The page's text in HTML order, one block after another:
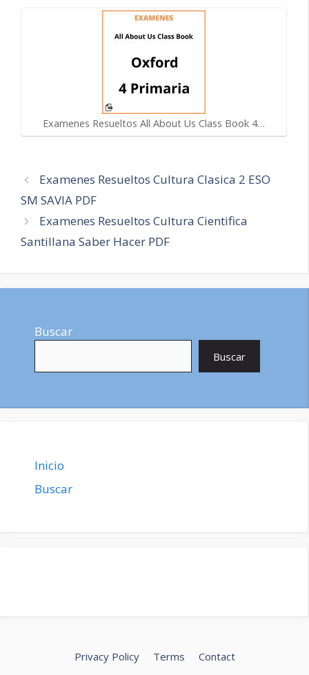
Examenes Resueltos All About Us Class Book 4…
Navegación
de
Examenes Resueltos Cultura Clasica 2 ESO
SM SAVIA PDF
Examenes Resueltos Cultura Cientifica
Santillana Saber Hacer PDF
Buscar
Buscar
Inicio
Buscar
Privacy Policy Terms
Contact